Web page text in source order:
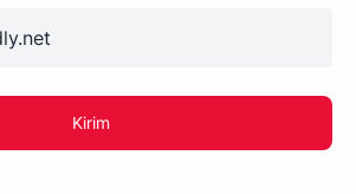
Kirim